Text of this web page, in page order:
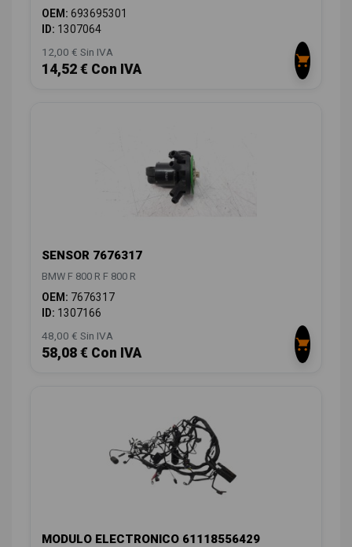
OEM: 693695301
ID: 1307064
12,00 € Sin IVA
14,52 € Con IVA
SENSOR 7676317
BMW F 800 R F 800 R
OEM: 7676317
ID: 1307166
48,00 € Sin IVA
58,08 € Con IVA
MODULO ELECTRONICO 61118556429